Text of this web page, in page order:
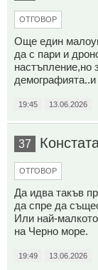
ОТГОВОР
Още един
да с пари и
настъпление,но
19:45 13.06.2026
37
ОТГОВОР
Да идва такъв
да спре да
Или най-
на Черно море.
19:49 13.06.2026